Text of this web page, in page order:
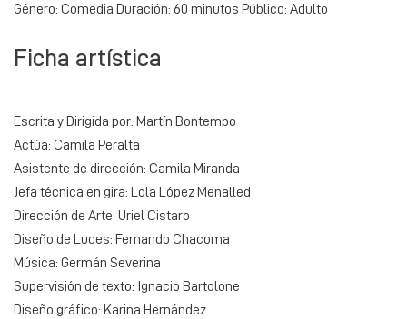
Género: Comedia Duración: 60 minutos Público: Adulto
Ficha artística
Escrita y Dirigida por: Martín Bontempo
Actúa: Camila Peralta
Asistente de dirección: Camila Miranda
Jefa técnica en gira: Lola López Menalled
Dirección de Arte: Uriel Cistaro
Diseño de Luces: Fernando Chacoma
Música: Germán Severina
Supervisión de texto: Ignacio Bartolone
Diseño gráfico: Karina Hernández